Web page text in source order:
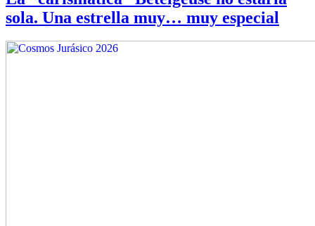
sola. Una estrella muy… muy especial